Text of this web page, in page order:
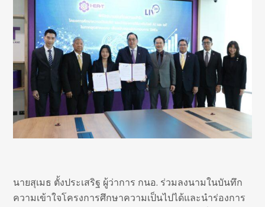
นายสุเมธ ตั้งประเสริฐ ผู้ว่าการ กนอ. ร่วมลงนามในบันทึก
ความเข้าใจโครงการศึกษาความเป็นไปได้และนำร่องการ